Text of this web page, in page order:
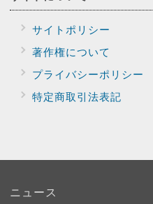
サイトポリシー
著作権について
プライバシーポリシー
特定商取引法表記
ニュース